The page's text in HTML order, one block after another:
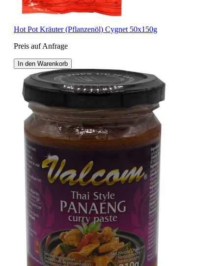
Hot Pot Kräuter (Pflanzenöl) Cygnet 50x150g
Preis auf Anfrage
In den Warenkorb